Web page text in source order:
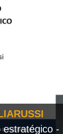
estratégico -